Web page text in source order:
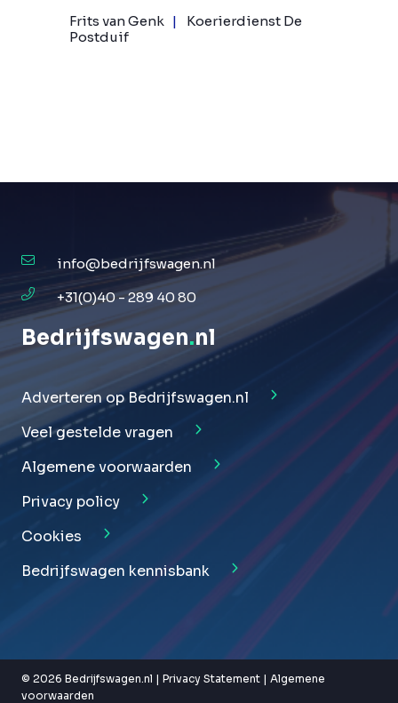
Frits van Genk
Koerierdienst De
Postduif
info@bedrijfswagen.nl
+31(0)40 - 289 40 80
Bedrijfswagen.nl
Adverteren op Bedrijfswagen.nl
Veel gestelde vragen
Algemene voorwaarden
Privacy policy
Cookies
Bedrijfswagen kennisbank
© 2026 Bedrijfswagen.nl | Privacy Statement | Algemene
voorwaarden